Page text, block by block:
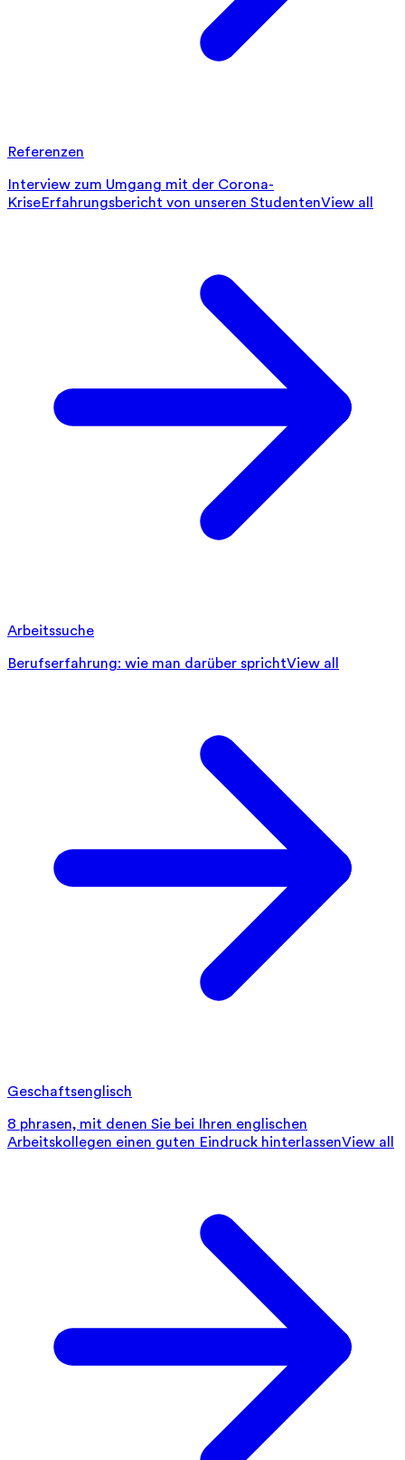
Referenzen
Interview zum Umgang mit der Corona-
KriseErfahrungsbericht von unseren StudentenView all
Arbeitssuche
Berufserfahrung: wie man darüber sprichtView all
Geschaftsenglisch
8 phrasen, mit denen Sie bei Ihren englischen
Arbeitskollegen einen guten Eindruck hinterlassenView all